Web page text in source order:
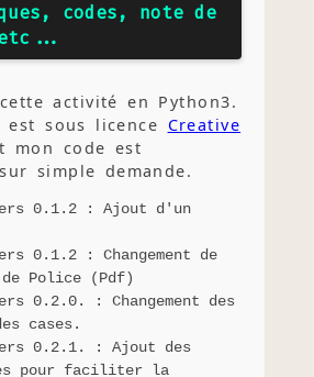
codes, note de
activité en Python3.
sous licence Creative
mon code est
simple demande.
0.1.2 : Ajout d'un
0.1.2 : Changement de
Police (Pdf)
0.2.0. : Changement des
cases.
0.2.1. : Ajout des
pour faciliter la